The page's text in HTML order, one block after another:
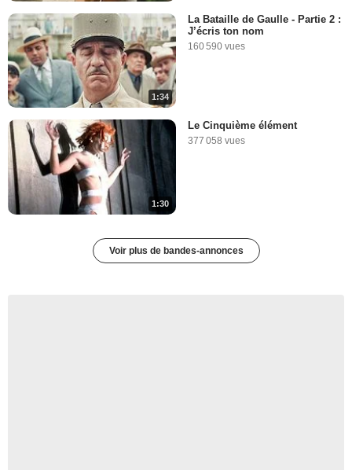
1:34
La Bataille de Gaulle - Partie 2 :
J’écris ton nom
160 590 vues
1:30
Le Cinquième élément
377 058 vues
Voir plus de bandes-annonces